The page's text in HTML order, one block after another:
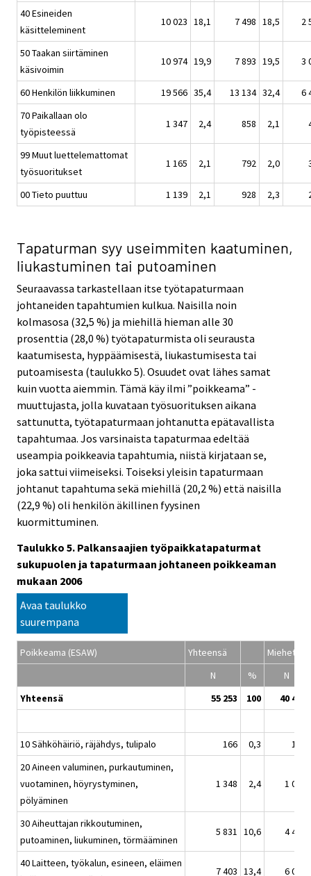
40 Esineiden
käsitteleminent
10 023 18,1 7 498 18,5 2
50 Taakan siirtäminen
käsivoimin
10 974 19,9 7 893 19,5 3
60 Henkilön liikkuminen 19 566 35,4 13 134 32,4
6
70 Paikallaan olo
työpisteessä
1 347 2,4 858 2,1
99 Muut luettelemattomat
työsuoritukset
1 165 2,1 792 2,0
00 Tieto puuttuu 1 139 2,1 928 2,3
Tapaturman syy useimmiten kaatuminen,
liukastuminen tai putoaminen
Seuraavassa tarkastellaan itse työtapaturmaan
johtaneiden tapahtumien kulkua. Naisilla noin
kolmasosa (32,5 %) ja miehillä hieman alle 30
prosenttia (28,0 %) työtapaturmista oli seurausta
kaatumisesta, hyppäämisestä, liukastumisesta tai
putoamisesta (taulukko 5). Osuudet ovat lähes samat
kuin vuotta aiemmin. Tämä käy ilmi ”poikkeama” -
muuttujasta, jolla kuvataan työsuorituksen aikana
sattunutta, työtapaturmaan johtanutta epätavallista
tapahtumaa. Jos varsinaista tapaturmaa edeltää
useampia poikkeavia tapahtumia, niistä kirjataan se,
joka sattui viimeiseksi. Toiseksi yleisin tapaturmaan
johtanut tapahtuma sekä miehillä (20,2 %) että naisilla
(22,9 %) oli henkilön äkillinen fyysinen
kuormittuminen.
Taulukko 5. Palkansaajien työpaikkatapaturmat
sukupuolen ja tapaturmaan johtaneen poikkeaman
mukaan 2006
Avaa taulukko
suurempana
Poikkeama (ESAW) Yhteensä
Miehet
N
%
N
Yhteensä
55 253 100 40 479
10 Sähköhäiriö, räjähdys, tulipalo 166 0,3
135
20 Aineen valuminen, purkautuminen,
vuotaminen, höyrystyminen,
pölyäminen
1 348 2,4 1 028
30 Aiheuttajan rikkoutuminen,
putoaminen, liukuminen, törmääminen
5 831 10,6 4 452
40 Laitteen, työkalun, esineen, eläimen
7 403 13,4 6 002